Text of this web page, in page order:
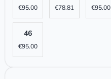
€95.00 €78.81 €95.00
46
€95.00